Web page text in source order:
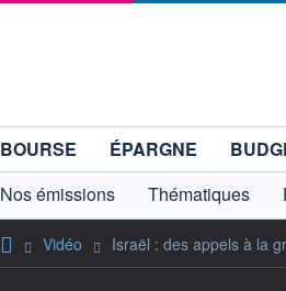
BOURSE ÉPARGNE
Nos émissions
Thématiques
Vidéo Israël : des appels à la